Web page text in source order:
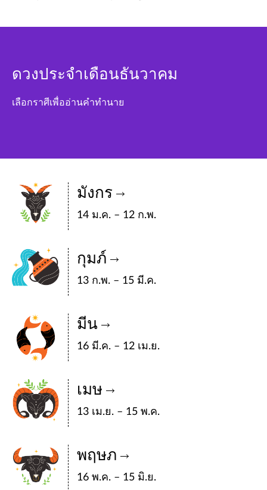
ดวงประจำเดือนธันวาคม
เลือกราศีเพื่ออ่านคำทำนาย
มังกร
14 ม.ค. – 12 ก.พ.
กุมภ์
13 ก.พ. – 15 มี.ค.
มีน
16 มี.ค. – 12 เม.ย.
เมษ
13 เม.ย. – 15 พ.ค.
พฤษภ
16 พ.ค. – 15 มิ.ย.